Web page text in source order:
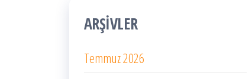
ARŞIVLER
Temmuz 2026